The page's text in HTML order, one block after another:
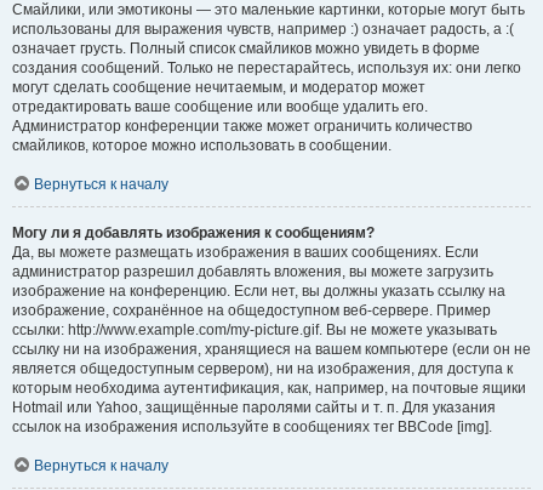
Смайлики, или эмотиконы — это маленькие картинки, которые могут быть
использованы для выражения чувств, например :) означает радость, а :(
означает грусть. Полный список смайликов можно увидеть в форме
создания сообщений. Только не перестарайтесь, используя их: они легко
могут сделать сообщение нечитаемым, и модератор может
отредактировать ваше сообщение или вообще удалить его.
Администратор конференции также может ограничить количество
смайликов, которое можно использовать в сообщении.
Вернуться к началу
Могу ли я добавлять изображения к сообщениям?
Да, вы можете размещать изображения в ваших сообщениях. Если
администратор разрешил добавлять вложения, вы можете загрузить
изображение на конференцию. Если нет, вы должны указать ссылку на
изображение, сохранённое на общедоступном веб-сервере. Пример
ссылки: http://www.example.com/my-picture.gif. Вы не можете указывать
ссылку ни на изображения, хранящиеся на вашем компьютере (если он не
является общедоступным сервером), ни на изображения, для доступа к
которым необходима аутентификация, как, например, на почтовые ящики
Hotmail или Yahoo, защищённые паролями сайты и т. п. Для указания
ссылок на изображения используйте в сообщениях тег BBCode [img].
Вернуться к началу